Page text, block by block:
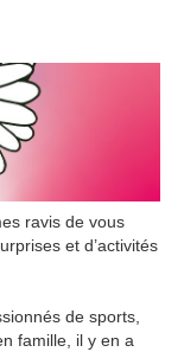
ravis de vous
et d’activités
de sports,
famille, il y en a